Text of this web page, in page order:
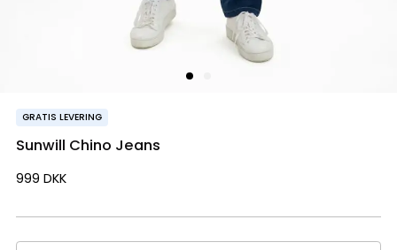
GRATIS LEVERING
Sunwill Chino Jeans
999 DKK